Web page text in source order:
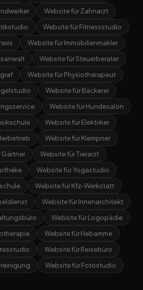
Website für Zahnarzt
Website für Fitnessstudio
Website für Immobilienmakler
Website für Steuerberater
Website für Physiotherapeut
Website für Bäckerei
Website für Hundesalon
Website für Elektriker
Website für Klempner
Gärtner
Website für Tierarzt
Website für Yogastudio
Website für Kfz-Werkstatt
Website für Innenarchitekt
Website für Logopädie
Website für Hebamme
Website für Reisebüro
Website für Fotostudio